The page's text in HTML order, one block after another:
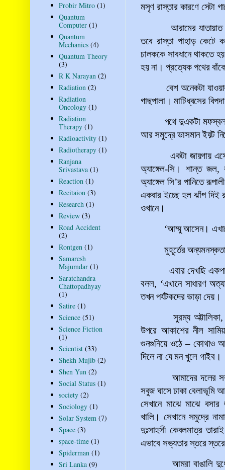
মসৃণ রাস্তার কারণে সেটা
আরামের
তবে রাস্তা পাহাড় কেটে
চালককে সাবধানে থাকতে
হয় না। প্রত্যেক পথের
বেশ অনেকটা
গাছপালা।মাটিধ্বসের
পথে দুএকটা
আর সমুদ্রে ভাসমান ইয়ট
একটা জায়গায়
অ্যাঙ্গেল-সি। শান্ত জল,
অ্যাঙ্গেল সি’র পানিতে
একবার ইচ্ছে হল ঝাঁপ দিই
ওখানে।
‘আম্মু আসেন।
মুহূর্তের
এবার দেখছি
বলল, ‘এখানে সাধারণ
তখন পর্যটকদের ভাড়া দেয়।
সুরম্য
উপরে আকাশের নীল
গুনগুনিয়ে ওঠে–কোথাও
দিলে না যে মন খুলে গাইব।
আমাদের দলের
সবুজ ঘাসে ঢাকা বেলাভূমি
সেখানে মাঝে মাঝে
খালি। সেখানে সমুদ্রে
দুঃসাহসী কেবলমাত্র
এভাবে সভ্যতার স্তরে স্তরে
আমরা বাঙালি
Probir Mitro (1)
Quantum
Computer (1)
Quantum
Mechanics (4)
Quantum Theory
(3)
R K Narayan (2)
Radiation (2)
Radiation
Oncology (1)
Radiation
Therapy (1)
Radioactivity (1)
Radiotherapy (1)
Ranjana
Srivastava (1)
Reaction (1)
Recitaion (3)
Research (1)
Review (3)
Road Accident
(2)
Rontgen (1)
Samaresh
Majumdar (1)
Saratchandra
Chattopadhyay
(1)
Satire (1)
Science (51)
Science Fiction
(1)
Scientist (33)
Shekh Mujib (2)
Shen Yun (2)
Social Status (1)
society (2)
Sociology (1)
Solar System (7)
Space (3)
space-time (1)
Spiderman (1)
Sri Lanka (9)